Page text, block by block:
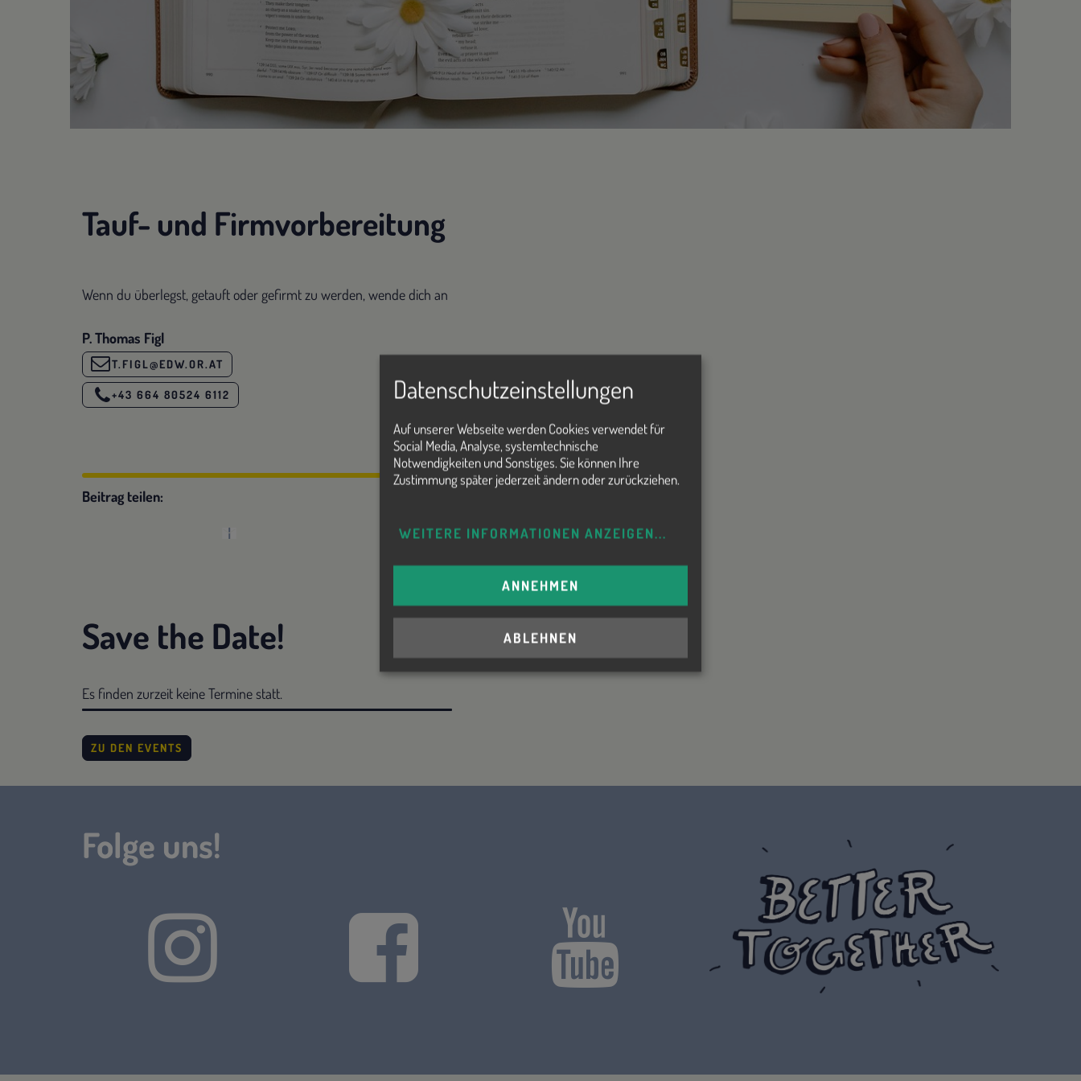
Tauf- und Firmvorbereitung
Wenn du überlegst, getauft oder gefirmt zu werden, wende dich an
P. Thomas Figl
T.FIGL@EDW.OR.AT
+43 664 80524 6112
zurück
Beitrag teilen:
Save the Date!
Es finden zurzeit keine Termine statt.
ZU DEN EVENTS
Folge uns!
Datenschutzeinstellungen
Auf unserer Webseite werden Cookies verwendet für
Social Media, Analyse, systemtechnische
Notwendigkeiten und Sonstiges. Sie können Ihre
Zustimmung später jederzeit ändern oder zurückziehen.
WEITERE INFORMATIONEN ANZEIGEN...
ABLEHNEN
ANNEHMEN